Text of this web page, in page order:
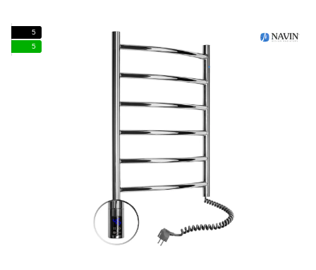
5
5